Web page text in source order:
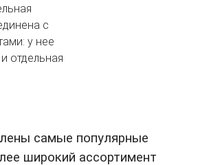
с
у нее
отдельная
самые популярные
широкий ассортимент